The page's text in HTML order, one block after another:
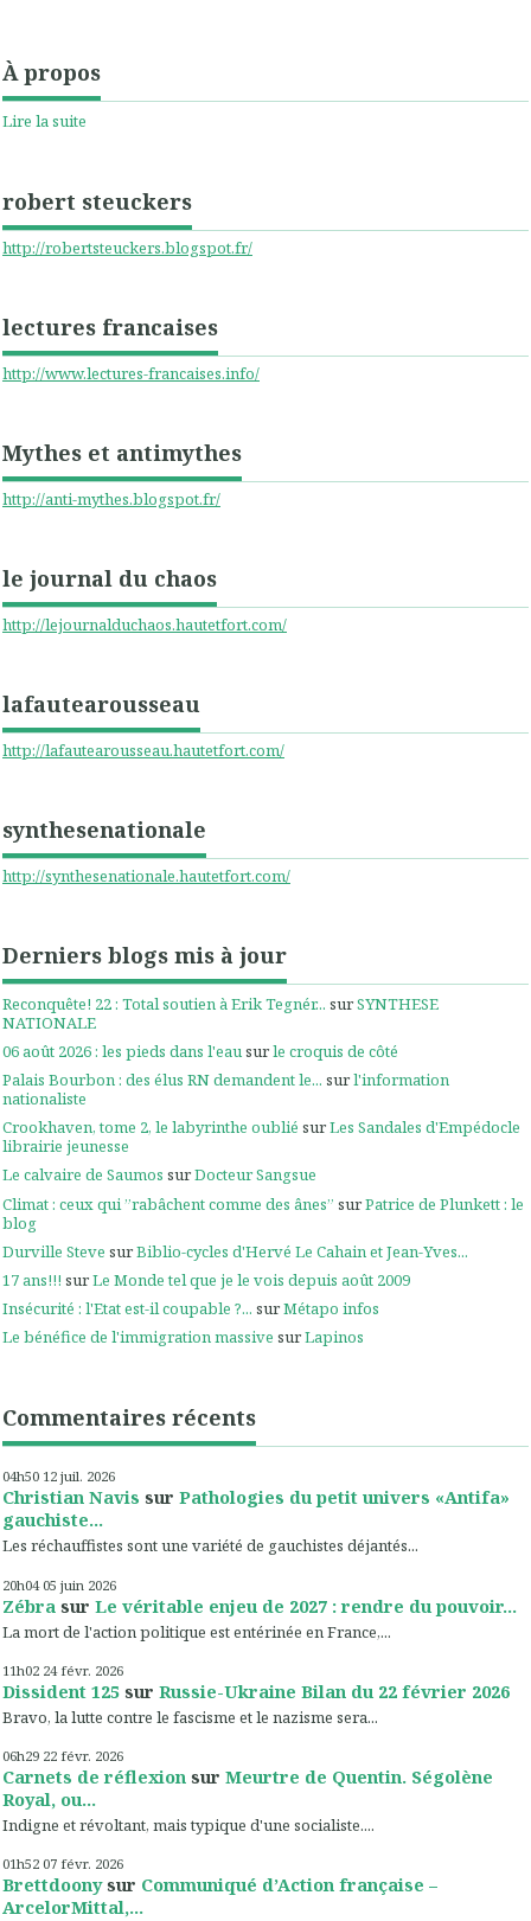
À propos
Lire la suite
robert steuckers
http://robertsteuckers.blogspot.fr/
lectures francaises
http://www.lectures-francaises.info/
Mythes et antimythes
http://anti-mythes.blogspot.fr/
le journal du chaos
http://lejournalduchaos.hautetfort.com/
lafautearousseau
http://lafautearousseau.hautetfort.com/
synthesenationale
http://synthesenationale.hautetfort.com/
Derniers blogs mis à jour
Reconquête! 22 : Total soutien à Erik Tegnér... surSYNTHESE
NATIONALE
06 août 2026 : les pieds dans l'eausurle croquis de côté
Palais Bourbon : des élus RN demandent le... surl'information
nationaliste
Crookhaven, tome 2, le labyrinthe oublié surLes Sandales d'Empédocle
librairie jeunesse
Le calvaire de Saumos surDocteur Sangsue
Climat : ceux qui ”rabâchent comme des ânes” surPatrice de Plunkett : le
blog
Durville Steve surBiblio-cycles d'Hervé Le Cahain et Jean-Yves...
17 ans!!! surLe Monde tel que je le vois depuis août 2009
Insécurité : l'Etat est-il coupable ?... surMétapo infos
Le bénéfice de l'immigration massive surLapinos
Commentaires récents
04h50 12 juil. 2026
Christian Navis sur Pathologies du petit univers «Antifa»
gauchiste...
Les réchauffistes sont une variété de gauchistes déjantés...
20h04 05 juin 2026
Zébra sur Le véritable enjeu de 2027 : rendre du pouvoir...
La mort de l'action politique est entérinée en France,...
11h02 24 févr. 2026
Dissident 125 sur Russie-Ukraine Bilan du 22 février 2026
Bravo, la lutte contre le fascisme et le nazisme sera...
06h29 22 févr. 2026
Carnets de réflexion sur Meurtre de Quentin. Ségolène
Royal, ou...
Indigne et révoltant, mais typique d'une socialiste....
01h52 07 févr. 2026
Brettdoonysur Communiqué d’Action française –
ArcelorMittal,...